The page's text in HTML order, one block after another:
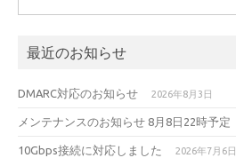
索:
最近のお知らせ
DMARC対応のお知らせ 2026年8月3日
メンテナンスのお知らせ 8月8日22時予定
10Gbps接続に対応しました 2026年7月6日